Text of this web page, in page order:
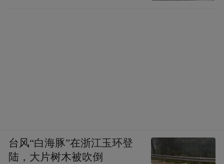
台风“白海豚”在浙江玉环登
陆，大片树木被吹倒